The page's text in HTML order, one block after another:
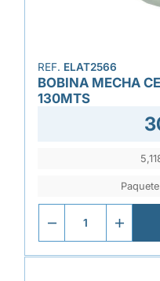
REF. ELAT2566
BOBINA MECHA
130MTS